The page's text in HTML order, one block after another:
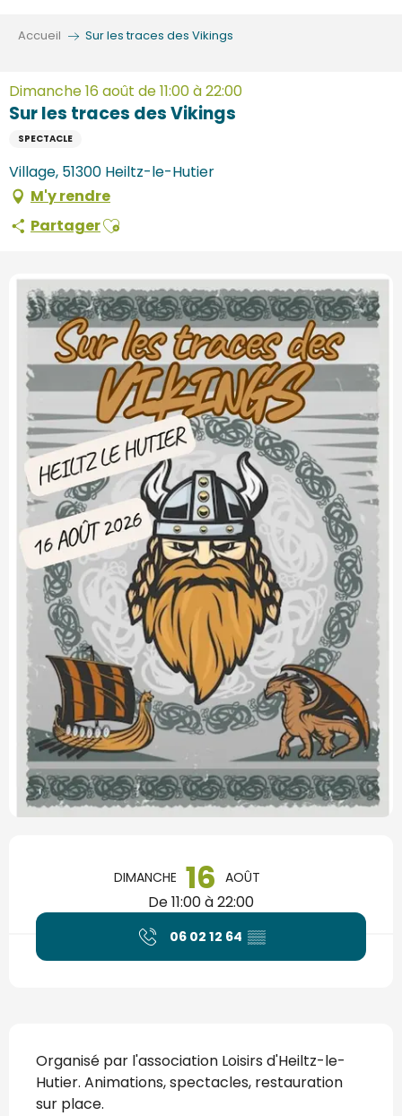
Accueil Sur les traces des Vikings
Dimanche 16 août de 11:00 à 22:00
Sur les traces des Vikings
SPECTACLE
Village, 51300 Heiltz-le-Hutier
M'y rendre
PartagerAjouter aux favoris
DIMANCHE 16 AOÛT
De 11:00 à 22:00
06 02 12 64 ▒▒
Organisé par l'association Loisirs d'Heiltz-le-
Hutier. Animations, spectacles, restauration
sur place.